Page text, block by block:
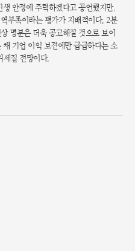
안정에 주력하겠다고 공언했지만,
부족이라는 평가가 지배적이다. 2분
명분은 더욱 공고해질 것으로 보이
기업 이익 보전에만 급급하다는 소
세질 전망이다.